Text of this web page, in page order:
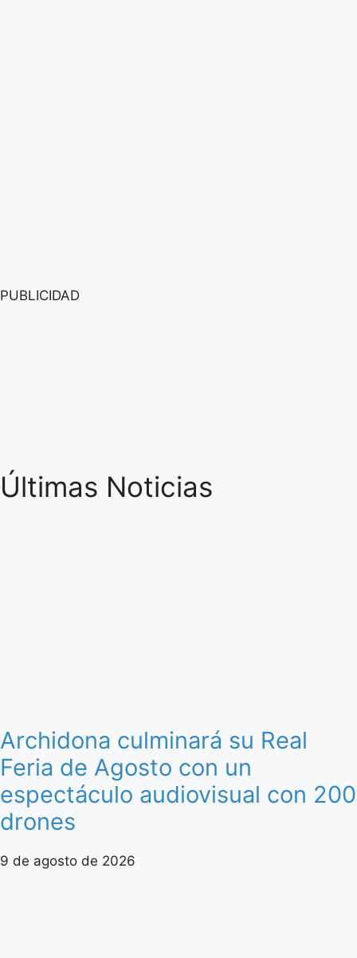
PUBLICIDAD
Últimas Noticias
Archidona culminará su Real
Feria de Agosto con un
espectáculo audiovisual con 200
drones
9 de agosto de 2026